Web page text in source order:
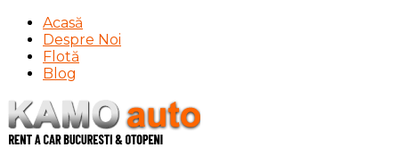
Acasă
Despre Noi
Flotă
Blog